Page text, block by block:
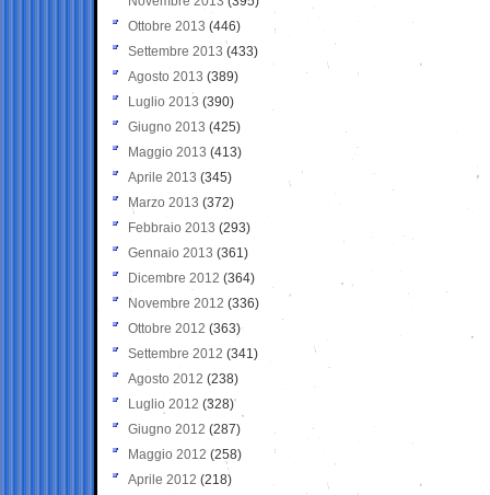
Ottobre 2013 (446)
Settembre 2013 (433)
Agosto 2013 (389)
Luglio 2013 (390)
Giugno 2013 (425)
Maggio 2013 (413)
Aprile 2013 (345)
Marzo 2013 (372)
Febbraio 2013 (293)
Gennaio 2013 (361)
Dicembre 2012 (364)
Novembre 2012 (336)
Ottobre 2012 (363)
Settembre 2012 (341)
Agosto 2012 (238)
Luglio 2012 (328)
Giugno 2012 (287)
Maggio 2012 (258)
Aprile 2012 (218)